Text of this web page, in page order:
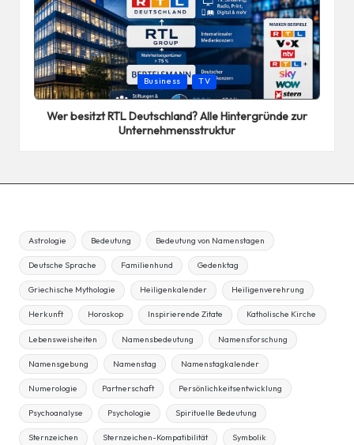
Posted
in
Business TV
Wer besitzt RTL Deutschland? Alle Hintergründe zur
Unternehmensstruktur
Astrologie Bedeutung Bedeutung von Namenstagen
Deutsche Sprache Familienhund Gedenktag
Griechische Mythologie Heiligenkalender Heiligenverehrung
Herkunft Horoskop Inspirierende Zitate Katholische Kirche
Lebensweisheiten Namensbedeutung Namensforschung
Namensgebung Namenstag Namenstagkalender
Numerologie Partnerschaft Persönlichkeitsentwicklung
Psychoanalyse Psychologie Spirituelle Bedeutung
Sternzeichen Sternzeichen-Kompatibilität Symbolik